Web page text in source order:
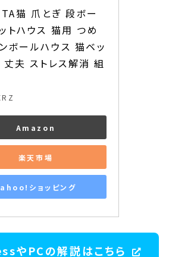
猫 爪とぎ 段ボー
トハウス 猫用 つめ
ボールハウス 猫ベッ
丈夫 ストレス解消 組
Amazon
楽天市場
ショッピング
やPCの解説はこちら